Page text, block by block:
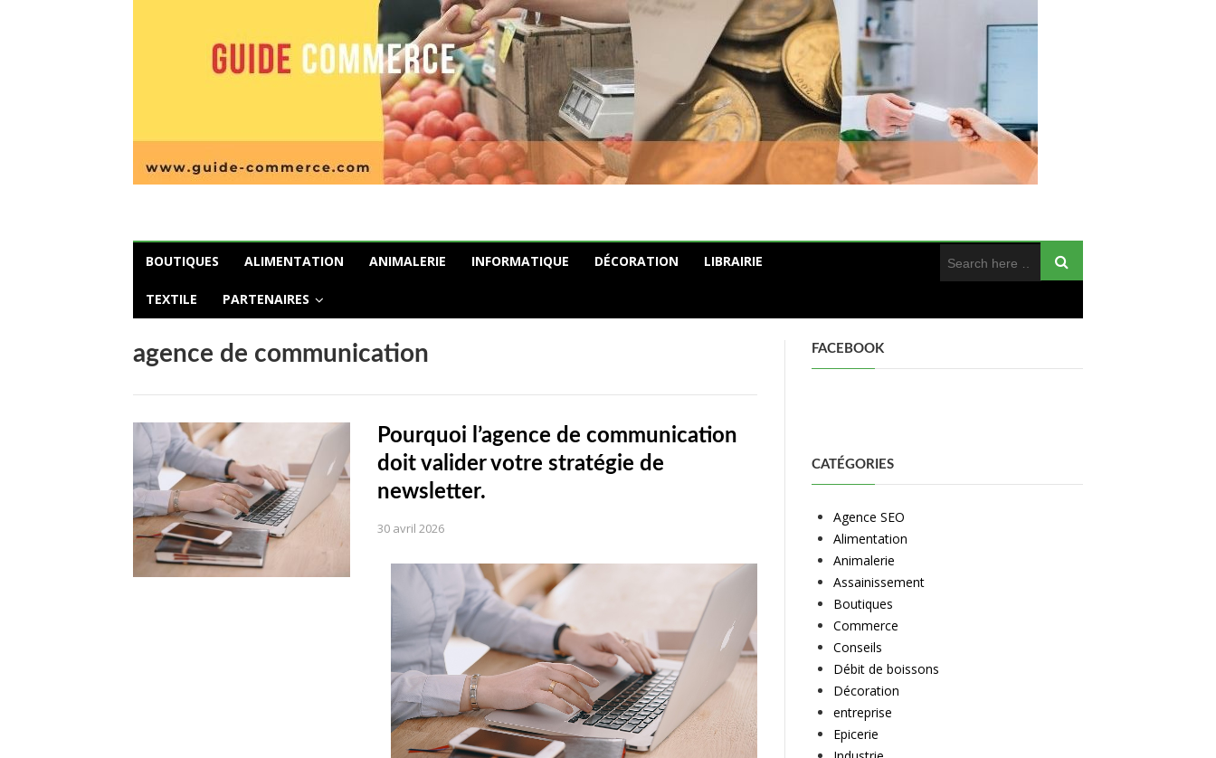
BOUTIQUES ALIMENTATION ANIMALERIE INFORMATIQUE DÉCORATION LIBRAIRIE
TEXTILE PARTENAIRES
agence de communication
Pourquoi l’agence de communication
doit valider votre stratégie de
newsletter.
30 avril 2026
FACEBOOK
CATÉGORIES
Agence SEO
Alimentation
Animalerie
Assainissement
Boutiques
Commerce
Conseils
Débit de boissons
Décoration
entreprise
Epicerie